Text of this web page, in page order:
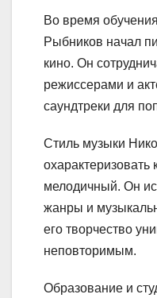
Во время
Рыбников начал
кино. Он
режиссерами и
саундтреки для
Стиль музыки
мелодичный. Он
жанры и
его творчество
неповторимым.
Образование и